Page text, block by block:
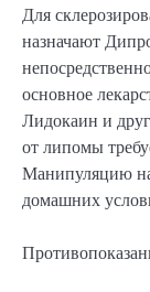
Для
назначают
основное
Лидокаин и
от липомы
Манипуляцию на
домашних